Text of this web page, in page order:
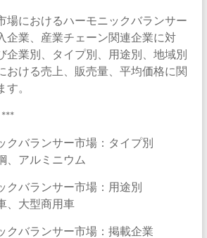
場におけるハーモニックバランサー
企業、産業チェーン関連企業に対
企業別、タイプ別、用途別、地域別
おける売上、販売量、平均価格に関
。
クバランサー市場：タイプ別
、アルミニウム
クバランサー市場：用途別
、大型商用車
クバランサー市場：掲載企業